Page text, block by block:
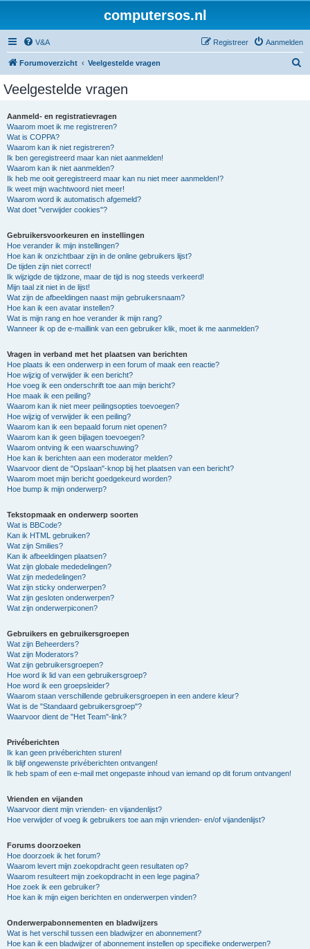
computersos.nl
V&A Aanmelden
Registreer
Forumoverzicht Veelgestelde vragen
Veelgestelde vragen
Aanmeld- en registratievragen
Waarom moet ik me registreren?
Wat is COPPA?
Waarom kan ik niet registreren?
Ik ben geregistreerd maar kan niet aanmelden!
Waarom kan ik niet aanmelden?
Ik heb me ooit geregistreerd maar kan nu niet meer aanmelden!?
Ik weet mijn wachtwoord niet meer!
Waarom word ik automatisch afgemeld?
Wat doet "verwijder cookies"?
Gebruikersvoorkeuren en instellingen
Hoe verander ik mijn instellingen?
Hoe kan ik onzichtbaar zijn in de online gebruikers lijst?
De tijden zijn niet correct!
Ik wijzigde de tijdzone, maar de tijd is nog steeds verkeerd!
Mijn taal zit niet in de lijst!
Wat zijn de afbeeldingen naast mijn gebruikersnaam?
Hoe kan ik een avatar instellen?
Wat is mijn rang en hoe verander ik mijn rang?
Wanneer ik op de e-maillink van een gebruiker klik, moet ik me aanmelden?
Vragen in verband met het plaatsen van berichten
Hoe plaats ik een onderwerp in een forum of maak een reactie?
Hoe wijzig of verwijder ik een bericht?
Hoe voeg ik een onderschrift toe aan mijn bericht?
Hoe maak ik een peiling?
Waarom kan ik niet meer peilingsopties toevoegen?
Hoe wijzig of verwijder ik een peiling?
Waarom kan ik een bepaald forum niet openen?
Waarom kan ik geen bijlagen toevoegen?
Waarom ontving ik een waarschuwing?
Hoe kan ik berichten aan een moderator melden?
Waarvoor dient de "Opslaan"-knop bij het plaatsen van een bericht?
Waarom moet mijn bericht goedgekeurd worden?
Hoe bump ik mijn onderwerp?
Tekstopmaak en onderwerp soorten
Wat is BBCode?
Kan ik HTML gebruiken?
Wat zijn Smilies?
Kan ik afbeeldingen plaatsen?
Wat zijn globale mededelingen?
Wat zijn mededelingen?
Wat zijn sticky onderwerpen?
Wat zijn gesloten onderwerpen?
Wat zijn onderwerpiconen?
Gebruikers en gebruikersgroepen
Wat zijn Beheerders?
Wat zijn Moderators?
Wat zijn gebruikersgroepen?
Hoe word ik lid van een gebruikersgroep?
Hoe word ik een groepsleider?
Waarom staan verschillende gebruikersgroepen in een andere kleur?
Wat is de "Standaard gebruikersgroep"?
Waarvoor dient de "Het Team"-link?
Privéberichten
Ik kan geen privéberichten sturen!
Ik blijf ongewenste privéberichten ontvangen!
Ik heb spam of een e-mail met ongepaste inhoud van iemand op dit forum ontvangen!
Vrienden en vijanden
Waarvoor dient mijn vrienden- en vijandenlijst?
Hoe verwijder of voeg ik gebruikers toe aan mijn vrienden- en/of vijandenlijst?
Forums doorzoeken
Hoe doorzoek ik het forum?
Waarom levert mijn zoekopdracht geen resultaten op?
Waarom resulteert mijn zoekopdracht in een lege pagina?
Hoe zoek ik een gebruiker?
Hoe kan ik mijn eigen berichten en onderwerpen vinden?
Onderwerpabonnementen en bladwijzers
Wat is het verschil tussen een bladwijzer en abonnement?
Hoe kan ik een bladwijzer of abonnement instellen op specifieke onderwerpen?